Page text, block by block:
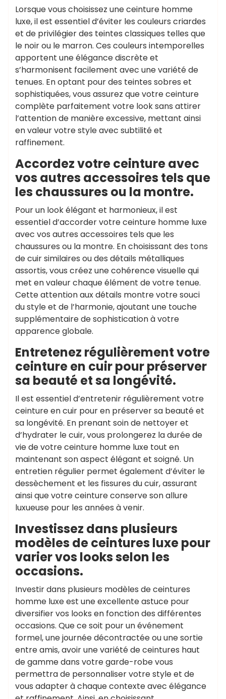
Lorsque vous choisissez une ceinture homme
luxe, il est essentiel d’éviter les couleurs criardes
et de privilégier des teintes classiques telles que
le noir ou le marron. Ces couleurs intemporelles
apportent une élégance discrète et
s’harmonisent facilement avec une variété de
tenues. En optant pour des teintes sobres et
sophistiquées, vous assurez que votre ceinture
complète parfaitement votre look sans attirer
l’attention de manière excessive, mettant ainsi
en valeur votre style avec subtilité et
raffinement.
Accordez votre ceinture avec
vos autres accessoires tels que
les chaussures ou la montre.
Pour un look élégant et harmonieux, il est
essentiel d’accorder votre ceinture homme luxe
avec vos autres accessoires tels que les
chaussures ou la montre. En choisissant des tons
de cuir similaires ou des détails métalliques
assortis, vous créez une cohérence visuelle qui
met en valeur chaque élément de votre tenue.
Cette attention aux détails montre votre souci
du style et de l’harmonie, ajoutant une touche
supplémentaire de sophistication à votre
apparence globale.
Entretenez régulièrement votre
ceinture en cuir pour préserver
sa beauté et sa longévité.
Il est essentiel d’entretenir régulièrement votre
ceinture en cuir pour en préserver sa beauté et
sa longévité. En prenant soin de nettoyer et
d’hydrater le cuir, vous prolongerez la durée de
vie de votre ceinture homme luxe tout en
maintenant son aspect élégant et soigné. Un
entretien régulier permet également d’éviter le
dessèchement et les fissures du cuir, assurant
ainsi que votre ceinture conserve son allure
luxueuse pour les années à venir.
Investissez dans plusieurs
modèles de ceintures luxe pour
varier vos looks selon les
occasions.
Investir dans plusieurs modèles de ceintures
homme luxe est une excellente astuce pour
diversifier vos looks en fonction des différentes
occasions. Que ce soit pour un événement
formel, une journée décontractée ou une sortie
entre amis, avoir une variété de ceintures haut
de gamme dans votre garde-robe vous
permettra de personnaliser votre style et de
vous adapter à chaque contexte avec élégance